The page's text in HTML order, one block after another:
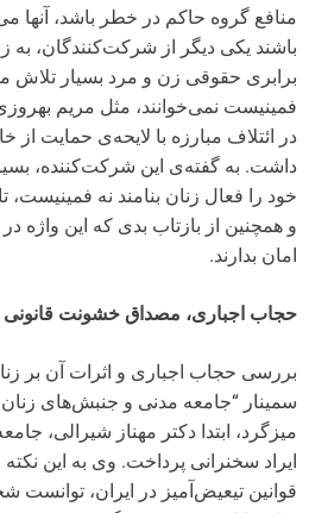
منافع گروه حاکم در خطر باشد، آنها
باشند یکی دیگر از شرکت‌کنندگان، به
برابری حقوقی زن و مرد بسیار تلاش
فمینیست نمی‌خوانند، مثل مریم
در ائتلاف مبارزه با لایحه‌ی حمایت از
داشت. به گفته‌ی این شرکت‌کننده،
خود را فعال زنان بنامند نه فمینیست،
و همچنین از بازتاب بدی که این واژه
امان بدارند.
حجاب اجباری، مصداق خشونت قانونی
بررسی حجاب اجباری و اثرات آن بر
سمینار “جامعه مدنی و جنبش‌های زنان
میزگرد، ابتدا دکتر مهناز شیرالی،
ایراد سخنرانی پرداخت. وی به این
قوانین تیعیض‌آمیز در ایران،